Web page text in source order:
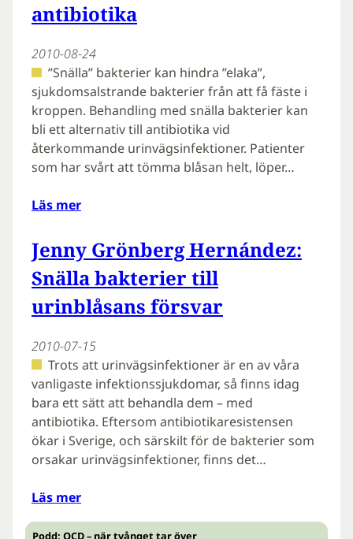
antibiotika
2010-08-24
”Snälla” bakterier kan hindra ”elaka”,
sjukdomsalstrande bakterier från att få fäste i
kroppen. Behandling med snälla bakterier kan
bli ett alternativ till antibiotika vid
återkommande urinvägsinfektioner. Patienter
som har svårt att tömma blåsan helt, löper…
Läs mer
Jenny Grönberg Hernández:
Snälla bakterier till
urinblåsans försvar
2010-07-15
Trots att urinvägsinfektioner är en av våra
vanligaste infektionssjukdomar, så finns idag
bara ett sätt att behandla dem – med
antibiotika. Eftersom antibiotikaresistensen
ökar i Sverige, och särskilt för de bakterier som
orsakar urinvägsinfektioner, finns det…
Läs mer
Podd: OCD – när tvånget tar över